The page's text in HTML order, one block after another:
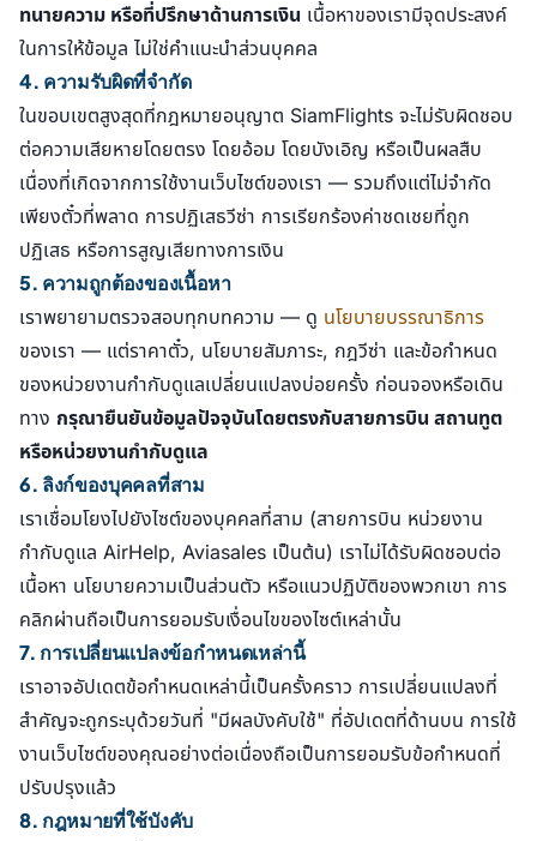
ทนายความ หรือที่ปรึกษาด้านการเงิน เนื้อหาของเรามีจุดประสงค์
ในการให้ข้อมูล ไม่ใช่คำแนะนำส่วนบุคคล
4. ความรับผิดที่จำกัด
ในขอบเขตสูงสุดที่กฎหมายอนุญาต SiamFlights จะไม่รับผิดชอบ
ต่อความเสียหายโดยตรง โดยอ้อม โดยบังเอิญ หรือเป็นผลสืบ
เนื่องที่เกิดจากการใช้งานเว็บไซต์ของเรา — รวมถึงแต่ไม่จำกัด
เพียงตั๋วที่พลาด การปฏิเสธวีซ่า การเรียกร้องค่าชดเชยที่ถูก
ปฏิเสธ หรือการสูญเสียทางการเงิน
5. ความถูกต้องของเนื้อหา
เราพยายามตรวจสอบทุกบทความ — ดู นโยบายบรรณาธิการ
ของเรา — แต่ราคาตั๋ว, นโยบายสัมภาระ, กฎวีซ่า และข้อกำหนด
ของหน่วยงานกำกับดูแลเปลี่ยนแปลงบ่อยครั้ง ก่อนจองหรือเดิน
ทาง กรุณายืนยันข้อมูลปัจจุบันโดยตรงกับสายการบิน สถานทูต
หรือหน่วยงานกำกับดูแล
6. ลิงก์ของบุคคลที่สาม
เราเชื่อมโยงไปยังไซต์ของบุคคลที่สาม (สายการบิน หน่วยงาน
กำกับดูแล AirHelp, Aviasales เป็นต้น) เราไม่ได้รับผิดชอบต่อ
เนื้อหา นโยบายความเป็นส่วนตัว หรือแนวปฏิบัติของพวกเขา การ
คลิกผ่านถือเป็นการยอมรับเงื่อนไขของไซต์เหล่านั้น
7. การเปลี่ยนแปลงข้อกำหนดเหล่านี้
เราอาจอัปเดตข้อกำหนดเหล่านี้เป็นครั้งคราว การเปลี่ยนแปลงที่
สำคัญจะถูกระบุด้วยวันที่ "มีผลบังคับใช้" ที่อัปเดตที่ด้านบน การใช้
งานเว็บไซต์ของคุณอย่างต่อเนื่องถือเป็นการยอมรับข้อกำหนดที่
ปรับปรุงแล้ว
8. กฎหมายที่ใช้บังคับ